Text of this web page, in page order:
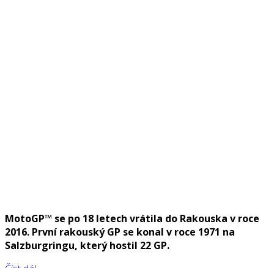
MotoGP™ se po 18 letech vrátila do Rakouska v roce
2016. První rakouský GP se konal v roce 1971 na
Salzburgringu, který hostil 22 GP.